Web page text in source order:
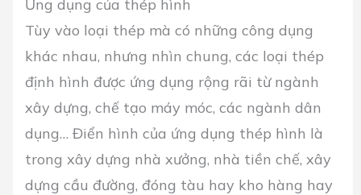
Ứng dụng của thép hình
Tùy vào loại thép mà có những công dụng
khác nhau, nhưng nhìn chung, các loại thép
định hình được ứng dụng rộng rãi từ ngành
xây dựng, chế tạo máy móc, các ngành dân
dụng… Điển hình của ứng dụng thép hình là
trong xây dựng nhà xưởng, nhà tiền chế, xây
dựng cầu đường, đóng tàu hay kho hàng hay